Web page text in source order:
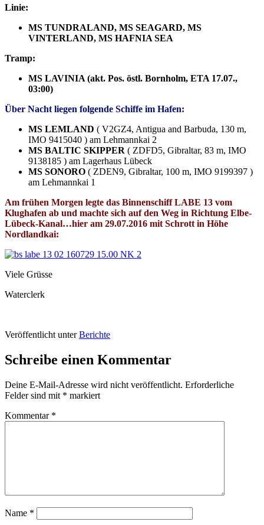
Linie:
MS TUNDRALAND, MS SEAGARD, MS
VINTERLAND, MS HAFNIA SEA
Tramp:
MS LAVINIA (akt. Pos. östl. Bornholm, ETA 17.07.,
03:00)
Über Nacht liegen folgende Schiffe im Hafen:
MS LEMLAND ( V2GZ4, Antigua and Barbuda, 130 m,
IMO 9415040 ) am Lehmannkai 2
MS BALTIC SKIPPER ( ZDFD5, Gibraltar, 83 m, IMO
9138185 ) am Lagerhaus Lübeck
MS SONORO ( ZDEN9, Gibraltar, 100 m, IMO 9199397 )
am Lehmannkai 1
Am frühen Morgen legte das Binnenschiff LABE 13 vom
Klughafen ab und machte sich auf den Weg in Richtung Elbe-
Lübeck-Kanal…hier am 29.07.2016 mit Schrott in Höhe
Nordlandkai:
Viele Grüsse
Waterclerk
Veröffentlicht unter Berichte
Schreibe einen Kommentar
Deine E-Mail-Adresse wird nicht veröffentlicht. Erforderliche
Felder sind mit * markiert
Kommentar *
Name *